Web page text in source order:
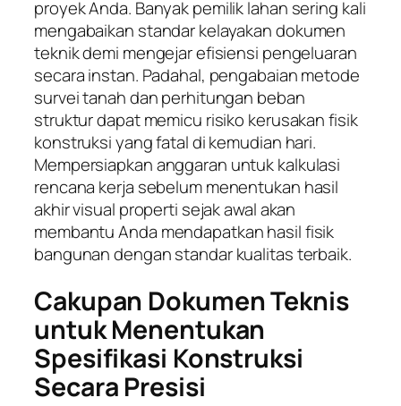
proyek Anda. Banyak pemilik lahan sering kali
mengabaikan standar kelayakan dokumen
teknik demi mengejar efisiensi pengeluaran
secara instan. Padahal, pengabaian metode
survei tanah dan perhitungan beban
struktur dapat memicu risiko kerusakan fisik
konstruksi yang fatal di kemudian hari.
Mempersiapkan anggaran untuk kalkulasi
rencana kerja sebelum menentukan hasil
akhir visual properti sejak awal akan
membantu Anda mendapatkan hasil fisik
bangunan dengan standar kualitas terbaik.
Cakupan Dokumen Teknis
untuk Menentukan
Spesifikasi Konstruksi
Secara Presisi